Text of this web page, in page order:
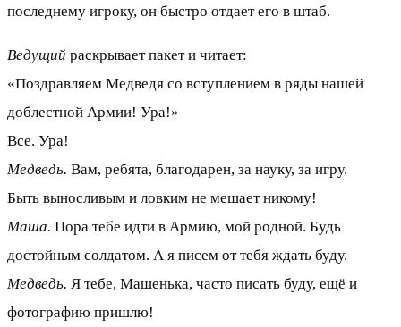
последнему игроку, он быстро отдает его в штаб.
Ведущий раскрывает пакет и читает:
«Поздравляем Медведя со вступлением в ряды нашей
доблестной Армии! Ура!»
Все. Ура!
Медведь. Вам, ребята, благодарен, за науку, за игру.
Быть выносливым и ловким не мешает никому!
Маша. Пора тебе идти в Армию, мой родной. Будь
достойным солдатом. А я писем от тебя ждать буду.
Медведь. Я тебе, Машенька, часто писать буду, ещё и
фотографию пришлю!